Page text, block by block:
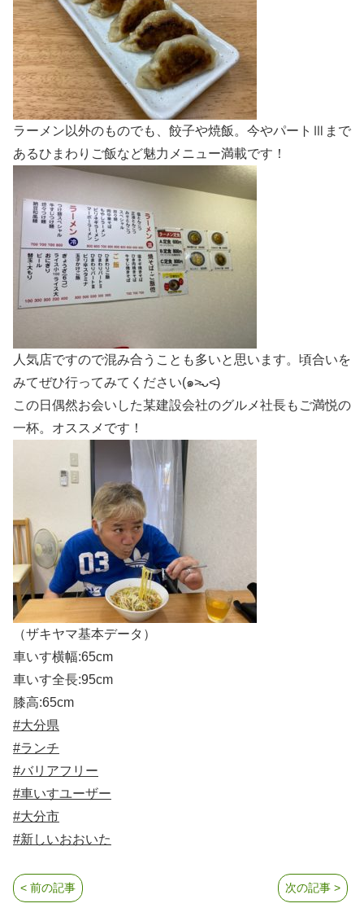
ラーメン以外のものでも、餃子や焼飯。今やパートⅢまで
あるひまわりご飯など魅力メニュー満載です！
人気店ですので混み合うことも多いと思います。頃合いを
みてぜひ行ってみてください(๑˃̵ᴗ˂̵)
この日偶然お会いした某建設会社のグルメ社長もご満悦の
一杯。オススメです！
（ザキヤマ基本データ）
車いす横幅:65cm
車いす全長:95cm
膝高:65cm
#大分県
#ランチ
#バリアフリー
#車いすユーザー
#大分市
#新しいおおいた
次の記事 >
< 前の記事